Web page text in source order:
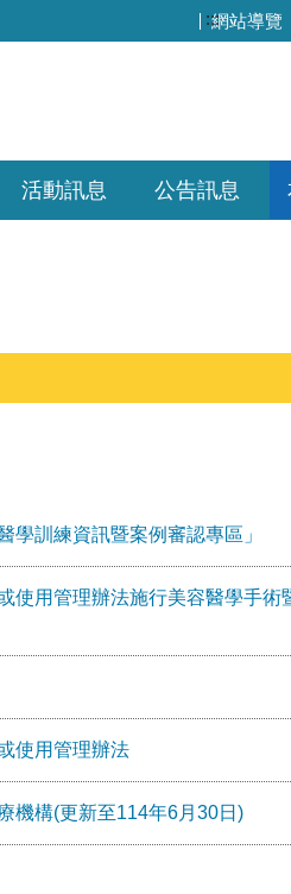
:::網站導覽
活動訊息 公告訊息
學訓練資訊暨案例審認專區」
使用管理辦法施行美容醫學手術
使用管理辦法
機構(更新至114年6月30日)